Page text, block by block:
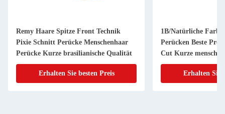
Remy Haare Spitze Front Technik
Pixie Schnitt Perücke Menschenhaar
Perücke Kurze brasilianische Qualität
Erhalten Sie besten Preis
1B/Natürliche
Perücken Beste
Cut Kurze
Erhalten Sie